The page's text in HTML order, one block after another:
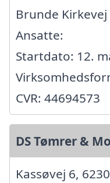
Brunde
Ansatte:
Startdato: 12.
CVR: 44694573
DS Tømrer &
Kassøvej 6,